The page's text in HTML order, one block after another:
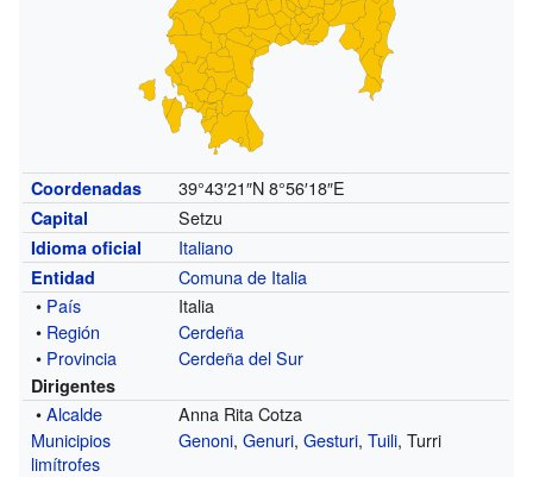
Coordenadas 39°43′21″N 8°56′18″E
Capital Setzu
Idioma oficial Italiano
Entidad
Comuna de Italia
• País
Italia
• Región
Cerdeña
• Provincia Cerdeña del Sur
Dirigentes
•Alcalde
Anna Rita Cotza
Municipios
limítrofes
Genoni,Genuri,Gesturi,Tuili, Turri